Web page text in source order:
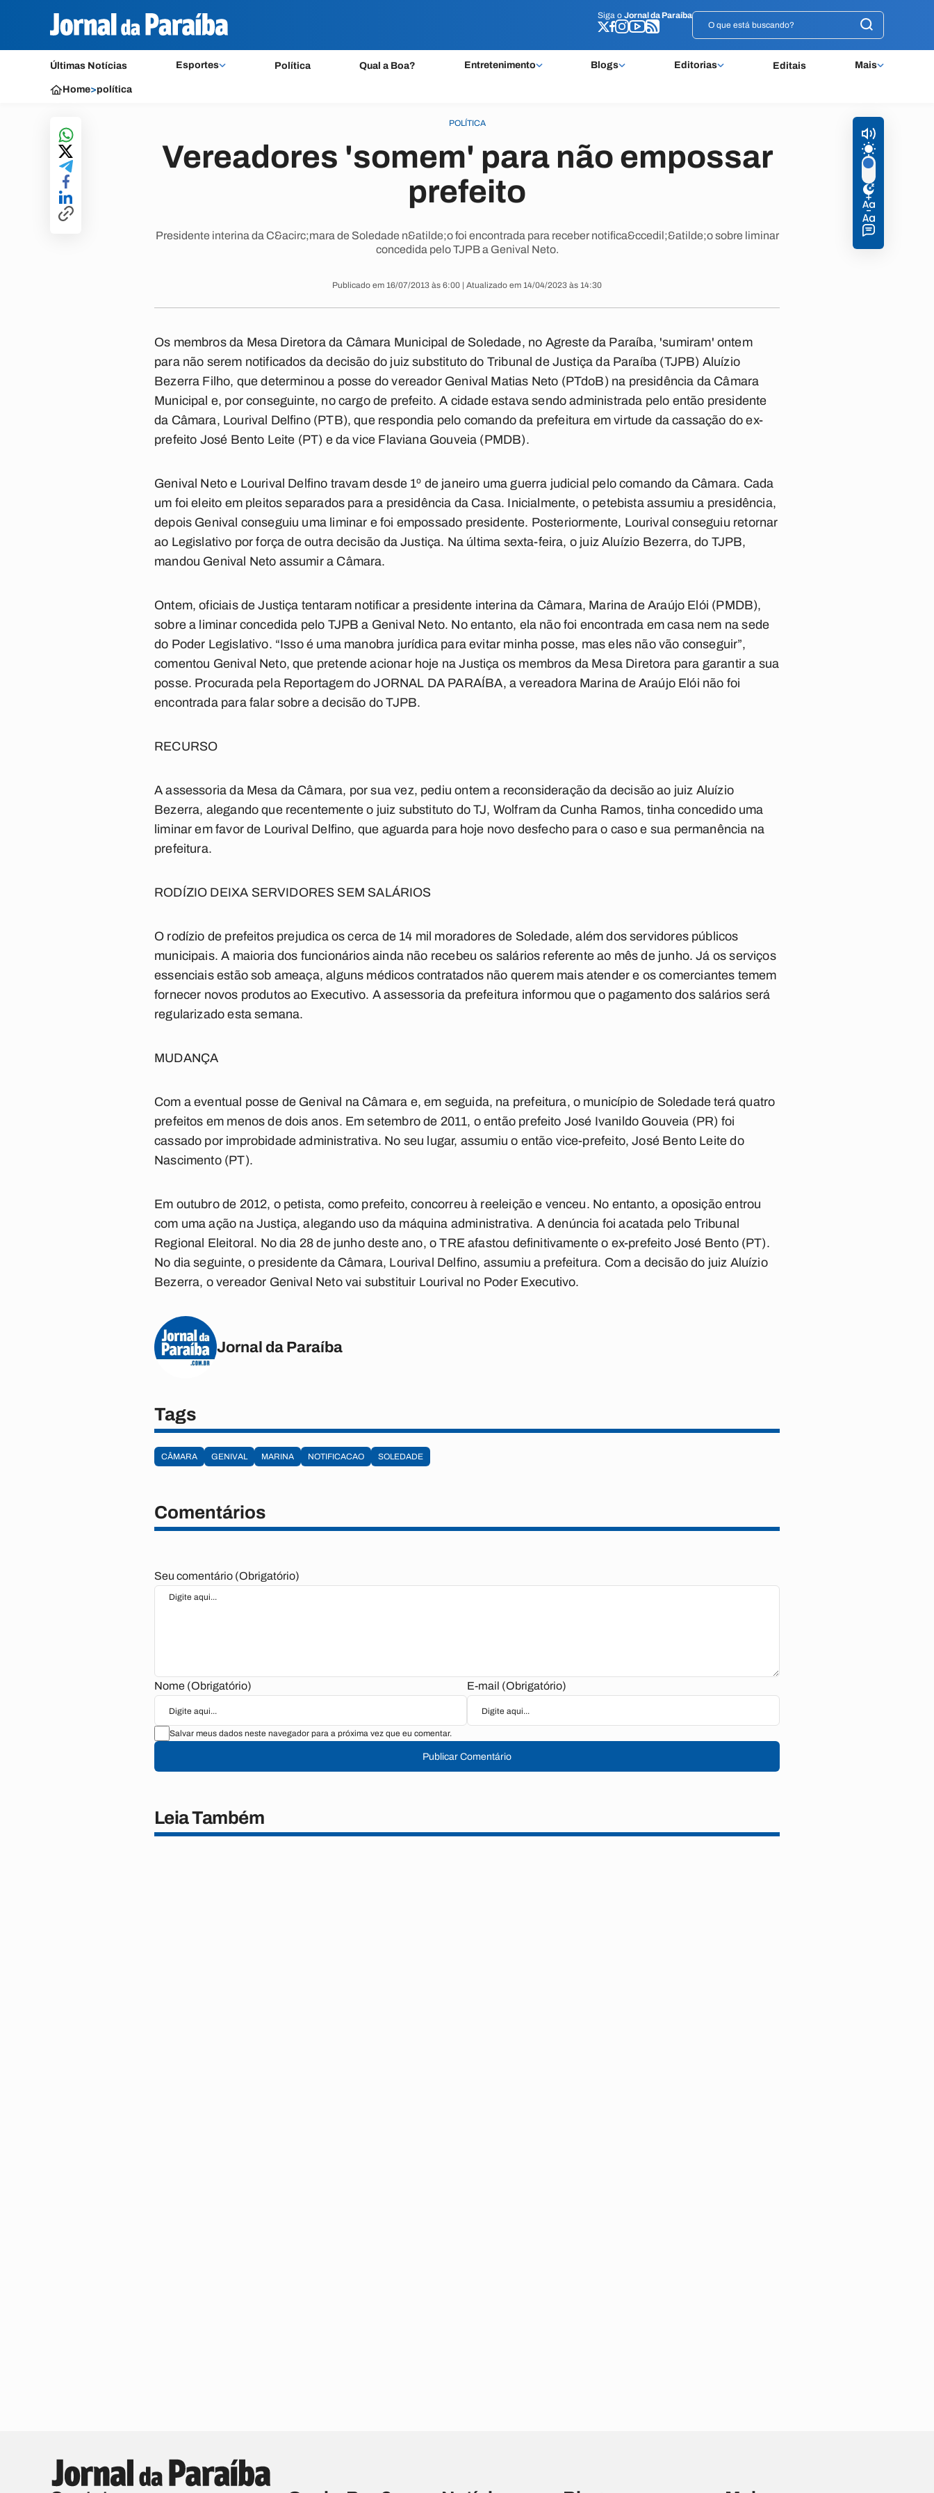
Siga o Jornal da Paraíba
Últimas Notícias Esportes Política Qual a Boa? Entretenimento Blogs Editorias Editais Mais
Siga o Jornal da Paraíba
Home>política
POLÍTICA
Vereadores 'somem' para não empossar
prefeito
Presidente interina da C&acirc;mara de Soledade n&atilde;o foi encontrada para receber notifica&ccedil;&atilde;o sobre liminar
concedida pelo TJPB a Genival Neto.
Publicado em 16/07/2013 às 6:00 | Atualizado em 14/04/2023 às 14:30
Os membros da Mesa Diretora da Câmara Municipal de Soledade, no Agreste da Paraíba, 'sumiram' ontem
para não serem notificados da decisão do juiz substituto do Tribunal de Justiça da Paraíba (TJPB) Aluízio
Bezerra Filho, que determinou a posse do vereador Genival Matias Neto (PTdoB) na presidência da Câmara
Municipal e, por conseguinte, no cargo de prefeito. A cidade estava sendo administrada pelo então presidente
da Câmara, Lourival Delfino (PTB), que respondia pelo comando da prefeitura em virtude da cassação do ex-
prefeito José Bento Leite (PT) e da vice Flaviana Gouveia (PMDB).
Genival Neto e Lourival Delfino travam desde 1º de janeiro uma guerra judicial pelo comando da Câmara. Cada
um foi eleito em pleitos separados para a presidência da Casa. Inicialmente, o petebista assumiu a presidência,
depois Genival conseguiu uma liminar e foi empossado presidente. Posteriormente, Lourival conseguiu retornar
ao Legislativo por força de outra decisão da Justiça. Na última sexta-feira, o juiz Aluízio Bezerra, do TJPB,
mandou Genival Neto assumir a Câmara.
Ontem, oficiais de Justiça tentaram notificar a presidente interina da Câmara, Marina de Araújo Elói (PMDB),
sobre a liminar concedida pelo TJPB a Genival Neto. No entanto, ela não foi encontrada em casa nem na sede
do Poder Legislativo. “Isso é uma manobra jurídica para evitar minha posse, mas eles não vão conseguir”,
comentou Genival Neto, que pretende acionar hoje na Justiça os membros da Mesa Diretora para garantir a sua
posse. Procurada pela Reportagem doJORNAL DA PARAÍBA, a vereadora Marina de Araújo Elói não foi
encontrada para falar sobre a decisão do TJPB.
RECURSO
A assessoria da Mesa da Câmara, por sua vez, pediu ontem a reconsideração da decisão ao juiz Aluízio
Bezerra, alegando que recentemente o juiz substituto do TJ, Wolfram da Cunha Ramos, tinha concedido uma
liminar em favor de Lourival Delfino, que aguarda para hoje novo desfecho para o caso e sua permanência na
prefeitura.
RODÍZIO DEIXA SERVIDORES SEM SALÁRIOS
O rodízio de prefeitos prejudica os cerca de 14 mil moradores de Soledade, além dos servidores públicos
municipais. A maioria dos funcionários ainda não recebeu os salários referente ao mês de junho. Já os serviços
essenciais estão sob ameaça, alguns médicos contratados não querem mais atender e os comerciantes temem
fornecer novos produtos ao Executivo. A assessoria da prefeitura informou que o pagamento dos salários será
regularizado esta semana.
MUDANÇA
Com a eventual posse de Genival na Câmara e, em seguida, na prefeitura, o município de Soledade terá quatro
prefeitos em menos de dois anos. Em setembro de 2011, o então prefeito José Ivanildo Gouveia (PR) foi
cassado por improbidade administrativa. No seu lugar, assumiu o então vice-prefeito, José Bento Leite do
Nascimento (PT).
Em outubro de 2012, o petista, como prefeito, concorreu à reeleição e venceu. No entanto, a oposição entrou
com uma ação na Justiça, alegando uso da máquina administrativa. A denúncia foi acatada pelo Tribunal
Regional Eleitoral. No dia 28 de junho deste ano, o TRE afastou definitivamente o ex-prefeito José Bento (PT).
No dia seguinte, o presidente da Câmara, Lourival Delfino, assumiu a prefeitura. Com a decisão do juiz Aluízio
Bezerra, o vereador Genival Neto vai substituir Lourival no Poder Executivo.
Jornal da Paraíba
Tags
CÂMARA GENIVAL MARINA NOTIFICACAO SOLEDADE
Comentários
Seu comentário (Obrigatório)
Nome (Obrigatório) E-mail (Obrigatório)
Salvar meus dados neste navegador para a próxima vez que eu comentar.
Publicar Comentário
Leia Também